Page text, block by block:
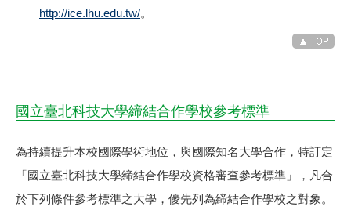
http://ice.lhu.edu.tw/。
國立臺北科技大學締結合作學校參考標準
為持續提升本校國際學術地位，與國際知名大學合作，特訂定
「國立臺北科技大學締結合作學校資格審查參考標準」，凡合
於下列條件參考標準之大學，優先列為締結合作學校之對象。